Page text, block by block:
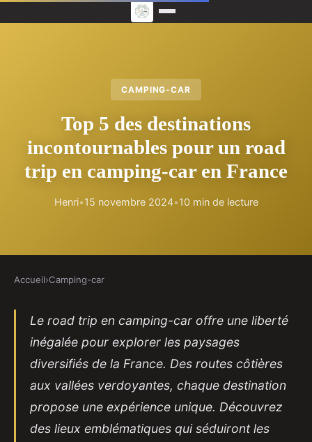
CAMPING-CAR
Top 5 des destinations
incontournables pour un road
trip en camping-car en France
Henri•15 novembre 2024•10 min de lecture
Accueil›Camping-car
Le road trip en camping-car offre une liberté
inégalée pour explorer les paysages
diversifiés de la France. Des routes côtières
aux vallées verdoyantes, chaque destination
propose une expérience unique. Découvrez
des lieux emblématiques qui séduiront les